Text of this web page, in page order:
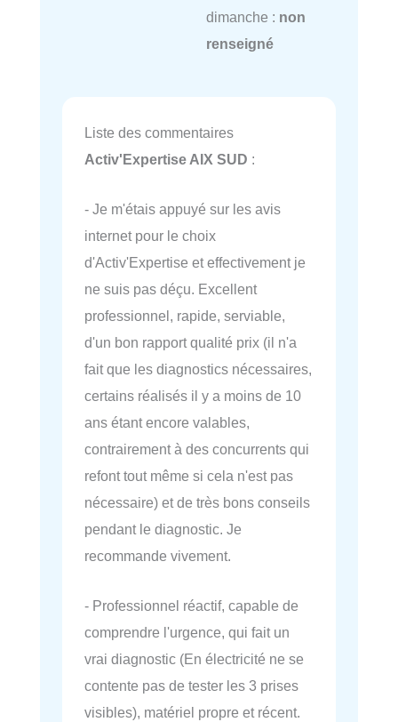
dimanche : non
renseigné
Liste des commentaires
Activ'Expertise AIX SUD :
- Je m'étais appuyé sur les avis
internet pour le choix
d'Activ'Expertise et effectivement je
ne suis pas déçu. Excellent
professionnel, rapide, serviable,
d'un bon rapport qualité prix (il n'a
fait que les diagnostics nécessaires,
certains réalisés il y a moins de 10
ans étant encore valables,
contrairement à des concurrents qui
refont tout même si cela n'est pas
nécessaire) et de très bons conseils
pendant le diagnostic. Je
recommande vivement.
- Professionnel réactif, capable de
comprendre l'urgence, qui fait un
vrai diagnostic (En électricité ne se
contente pas de tester les 3 prises
visibles), matériel propre et récent.